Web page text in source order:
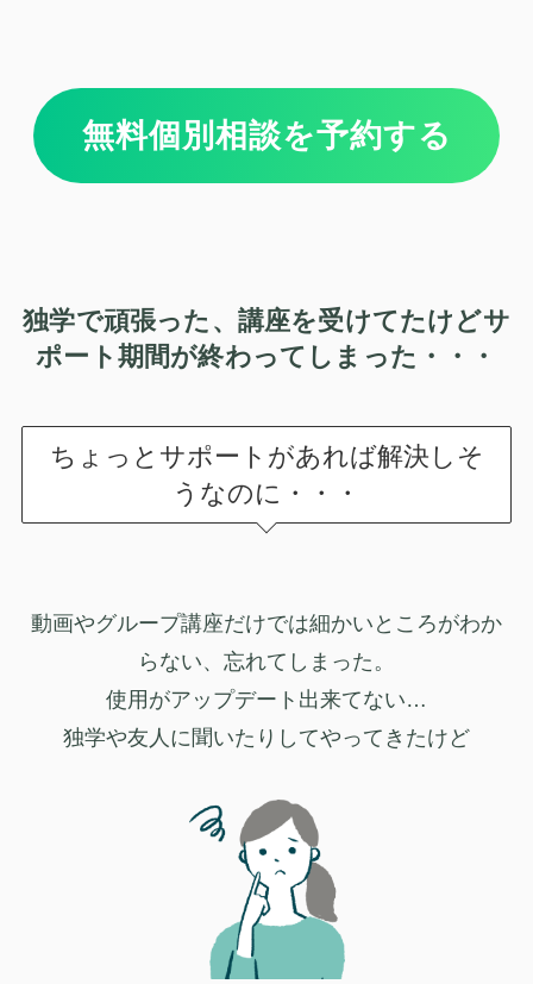
無料個別相談を予約する
独学で頑張った、講座を受けてたけどサ
ポート期間が終わってしまった・・・
ちょっとサポートがあれば解決しそ
うなのに・・・
動画やグループ講座だけでは細かいところがわか
らない、忘れてしまった。
使用がアップデート出来てない…
独学や友人に聞いたりしてやってきたけど